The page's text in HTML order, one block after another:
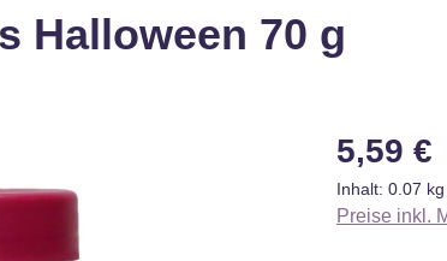
Halloween 70 g
Regulärer
5,59 €
Inhalt: 0.07 kg
Preise inkl.